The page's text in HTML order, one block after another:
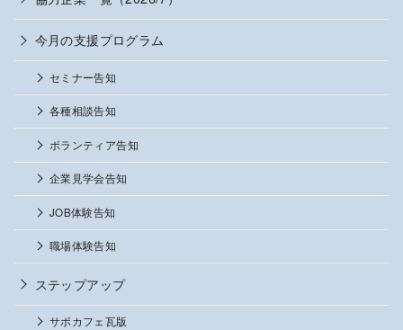
今月の支援プログラム
セミナー告知
各種相談告知
ボランティア告知
企業見学会告知
JOB体験告知
職場体験告知
ステップアップ
サポカフェ瓦版